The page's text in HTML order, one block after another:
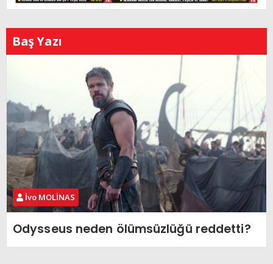
Baş Yazı
İvo MOLİNAS
Odysseus neden ölümsüzlüğü reddetti?